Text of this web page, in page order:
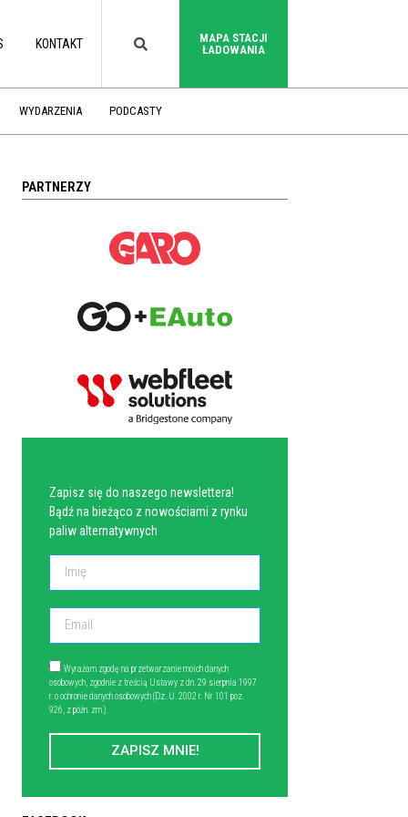
KONTAKT
MAPA STACJI
ŁADOWANIA
WYDARZENIA PODCASTY
PARTNERZY
Zapisz się do naszego newslettera!
Bądź na bieżąco z nowościami z rynku
paliw alternatywnych
Wyrażam zgodę na przetwarzanie moich danych
osobowych, zgodnie z treścią Ustawy z dn. 29 sierpnia 1997
r. o ochronie danych osobowych (Dz. U. 2002 r. Nr 101 poz.
926, z późn. zm.).
ZAPISZ MNIE!